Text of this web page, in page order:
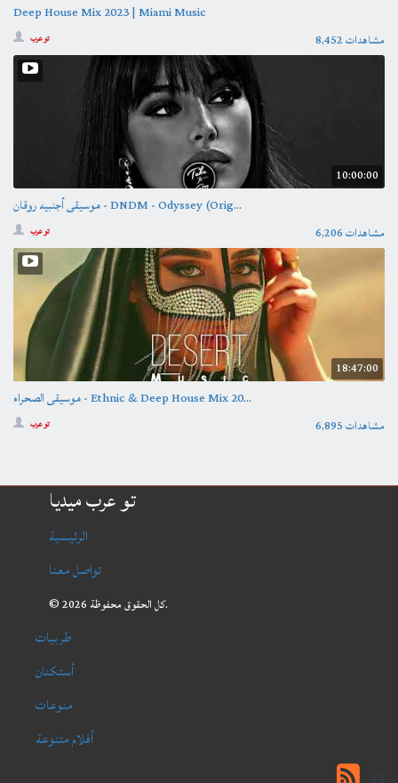
Deep House Mix 2023 | Miami Music
تو عرب 8,452 مشاهدات
10:00:00
موسيقى أجنبيه روقان - DNDM - Odyssey (Orig...
تو عرب 6,206 مشاهدات
18:47:00
موسيقى الصحراء - Ethnic & Deep House Mix 20...
تو عرب 6,895 مشاهدات
تو عرب ميديا
الرئيسية
تواصل معنا
© 2026 كل الحقوق محفوظة.
طربيات
أستكنان
منوعات
أفلام متنوعة